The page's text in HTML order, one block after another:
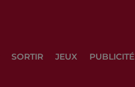
SORTIR JEUX PUBLICITÉ